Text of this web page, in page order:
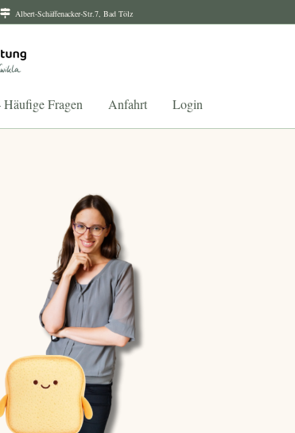
Albert-Schäffenacker-Str.7, Bad Tölz
Fragen Anfahrt Login